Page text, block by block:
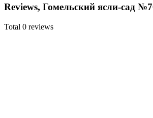
Reviews, Гомельский ясли-сад
Total 0 reviews